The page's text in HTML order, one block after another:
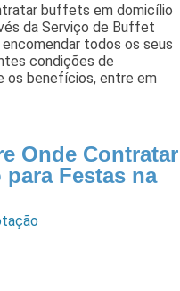
buffets em domicílio
da Serviço de Buffet
todos os seus
condições de
os benefícios, entre em
Onde Contratar
Festas na